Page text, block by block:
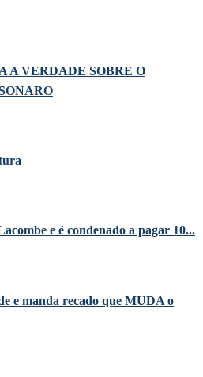
A VERDADE SOBRE O
e é condenado a pagar 10...
e manda recado que MUDA o